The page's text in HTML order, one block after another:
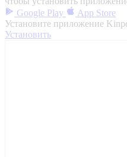
Google Play
App Store
Установите приложение
Установить